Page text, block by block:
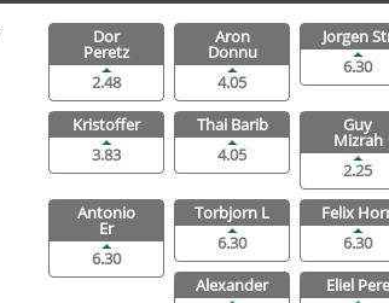
Dor
Peretz
2.48
Aron
Donnu
4.05
Jorgen
6.30
Kristoffer
3.83
Thai Barib
4.05
Guy
Mizrah
2.25
Antonio
Er
6.30
Torbjorn L
6.30
Felix
6.30
Alexander
Eliel Pere